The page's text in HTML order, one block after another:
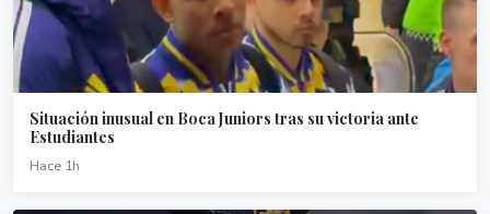
Situación inusual en Boca Juniors tras su victoria ante
Estudiantes
Hace 1h